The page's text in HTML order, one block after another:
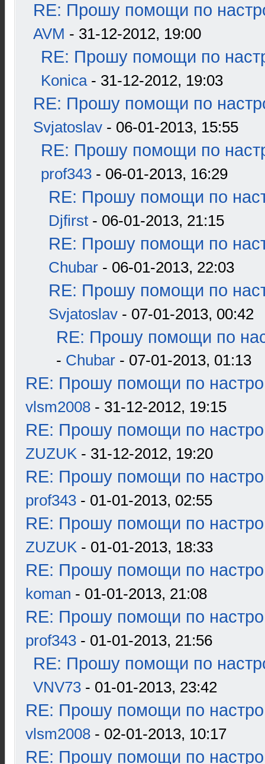
RE: Прошу помощи по
AVM - 31-12-2012, 19:00
RE: Прошу помощи по
Konica- 31-12-2012, 19:03
RE: Прошу помощи по
Svjatoslav - 06-01-2013, 15:55
RE: Прошу помощи по
prof343 - 06-01-2013, 16:29
RE: Прошу помощи по
Djfirst - 06-01-2013, 21:15
RE: Прошу помощи по
Chubar - 06-01-2013, 22:03
RE: Прошу помощи по
Svjatoslav - 07-01-2013, 00:42
RE: Прошу помощи по
- Chubar - 07-01-2013, 01:13
RE: Прошу помощи по
vlsm2008 - 31-12-2012, 19:15
RE: Прошу помощи по
ZUZUK - 31-12-2012, 19:20
RE: Прошу помощи по
prof343 - 01-01-2013, 02:55
RE: Прошу помощи по
ZUZUK - 01-01-2013, 18:33
RE: Прошу помощи по
koman - 01-01-2013, 21:08
RE: Прошу помощи по
prof343 - 01-01-2013, 21:56
RE: Прошу помощи по
VNV73 - 01-01-2013, 23:42
RE: Прошу помощи по
vlsm2008 - 02-01-2013, 10:17
RE: Прошу помощи по